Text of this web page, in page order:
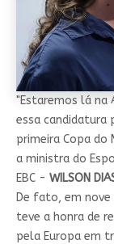
"Estaremos lá na
essa candidatura
primeira Copa do
a ministra do
EBC - WILSON
De fato, em nove
teve a honra de
pela Europa em